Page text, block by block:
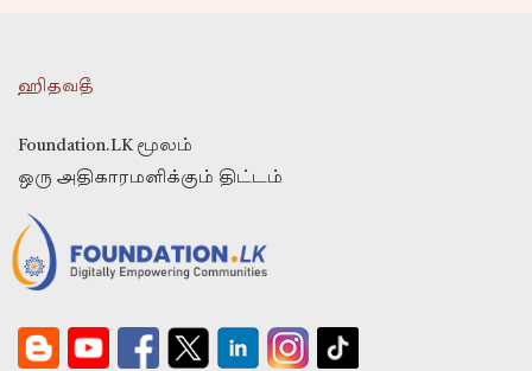
ஹிதவதீ
Foundation.LK மூலம்
ஒரு அதிகாரமளிக்கும் திட்டம்